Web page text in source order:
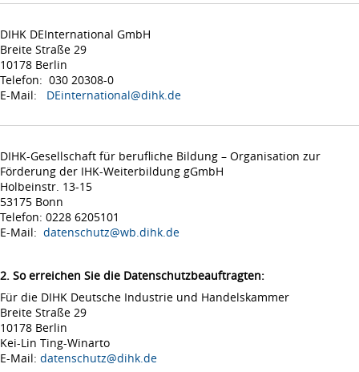
DIHK DEInternational GmbH
Breite Straße 29
10178 Berlin
Telefon: 030 20308-0
E-Mail: DEinternational@dihk.de
DIHK-Gesellschaft für berufliche Bildung – Organisation zur
Förderung der IHK-Weiterbildung gGmbH
Holbeinstr. 13-15
53175 Bonn
Telefon: 0228 6205101
E-Mail: datenschutz@wb.dihk.de
2. So erreichen Sie die Datenschutzbeauftragten:
Für die DIHK Deutsche Industrie und Handelskammer
Breite Straße 29
10178 Berlin
Kei-Lin Ting-Winarto
E-Mail: datenschutz@dihk.de